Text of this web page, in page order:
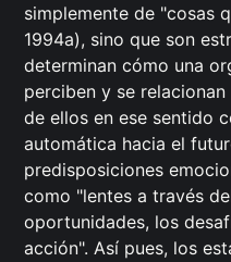
simplemente de "cosas
1994a), sino que son
determinan cómo una
perciben y se
de ellos en ese sentido
automática hacia el
predisposiciones
como "lentes a través
oportunidades, los
acción". Así pues, los